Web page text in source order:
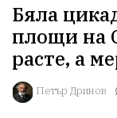
Бяла
площи на
расте, а
Петър Дринов